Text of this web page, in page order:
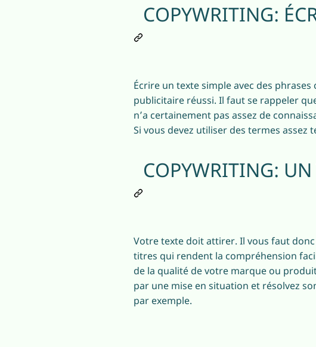
COPYWRITING:
Écrire un texte simple avec des
publicitaire réussi. Il faut se rappeler
n’a certainement pas assez de
Si vous devez utiliser des termes
COPYWRITING:
Votre texte doit attirer. Il vous faut
titres qui rendent la compréhension
de la qualité de votre marque ou
par une mise en situation et résolvez
par exemple.